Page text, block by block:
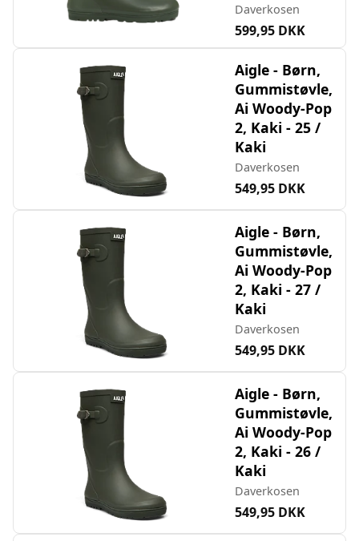
Daverkosen
599,95 DKK
Aigle - Børn,
Gummistøvle,
Ai Woody-Pop
2, Kaki - 25 /
Kaki
Daverkosen
549,95 DKK
Aigle - Børn,
Gummistøvle,
Ai Woody-Pop
2, Kaki - 27 /
Kaki
Daverkosen
549,95 DKK
Aigle - Børn,
Gummistøvle,
Ai Woody-Pop
2, Kaki - 26 /
Kaki
Daverkosen
549,95 DKK